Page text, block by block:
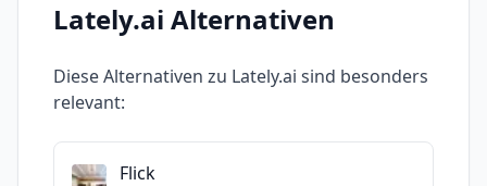
Lately.ai Alternativen
Diese Alternativen zu Lately.ai sind besonders
relevant:
Flick